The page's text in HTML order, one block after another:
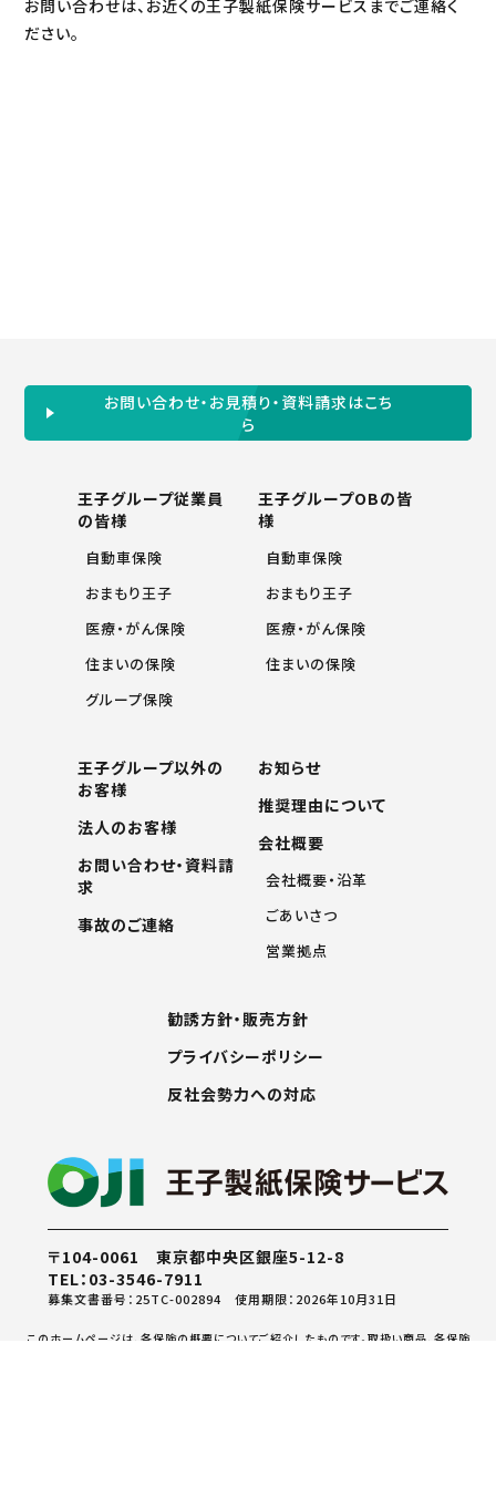
お問い合わせは、お近くの王子製紙保険サービスまでご連絡く
ださい。
お問い合わせ・お見積り・資料請求はこち
ら
王子グループ従業員
の皆様
自動車保険
おまもり王子
医療・がん保険
住まいの保険
グループ保険
王子グループOBの皆
様
自動車保険
おまもり王子
医療・がん保険
住まいの保険
王子グループ以外の
お客様
法人のお客様
お問い合わせ・資料請
求
事故のご連絡
お知らせ
推奨理由について
会社概要
会社概要・沿革
ごあいさつ
営業拠点
勧誘方針・販売方針
プライバシーポリシー
反社会勢力への対応
〒104-0061 東京都中央区銀座5-12-8
TEL：03-3546-7911
募集文書番号：25TC-002894 使用期限：2026年10月31日
このホームページは、各保険の概要についてご紹介したものです。取扱い商品、各保険